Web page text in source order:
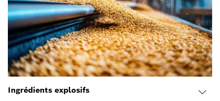
Ingrédients explosifs